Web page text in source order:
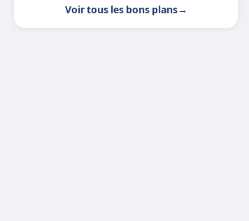
Voir tous les bons plans→